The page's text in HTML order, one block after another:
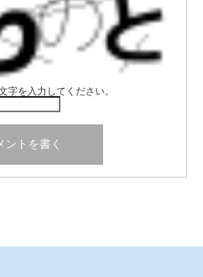
字を入力してください。